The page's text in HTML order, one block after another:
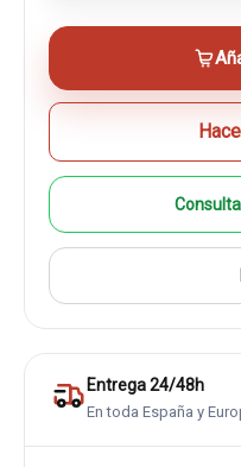
Entrega 24/48h
En toda España y